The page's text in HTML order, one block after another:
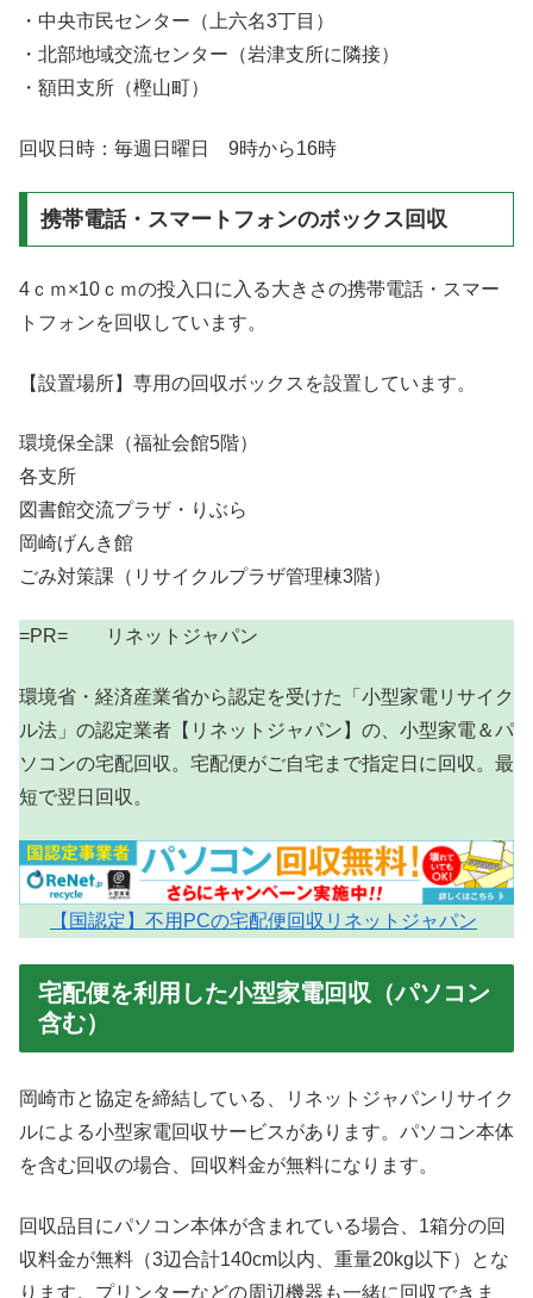
・中央市民センター（上六名3丁目）
・北部地域交流センター（岩津支所に隣接）
・額田支所（樫山町）
回収日時：毎週日曜日 9時から16時
携帯電話・スマートフォンのボックス回収
4ｃｍ×10ｃｍの投入口に入る大きさの携帯電話・スマー
トフォンを回収しています。
【設置場所】専用の回収ボックスを設置しています。
環境保全課（福祉会館5階）
各支所
図書館交流プラザ・りぶら
岡崎げんき館
ごみ対策課（リサイクルプラザ管理棟3階）
=PR= リネットジャパン
環境省・経済産業省から認定を受けた「小型家電リサイク
ル法」の認定業者【リネットジャパン】の、小型家電＆パ
ソコンの宅配回収。宅配便がご自宅まで指定日に回収。最
短で翌日回収。
【国認定】不用PCの宅配便回収リネットジャパン
宅配便を利用した小型家電回収（パソコン
含む）
岡崎市と協定を締結している、リネットジャパンリサイク
ルによる小型家電回収サービスがあります。パソコン本体
を含む回収の場合、回収料金が無料になります。
回収品目にパソコン本体が含まれている場合、1箱分の回
収料金が無料（3辺合計140cm以内、重量20kg以下）とな
ります。プリンターなどの周辺機器も一緒に回収できま